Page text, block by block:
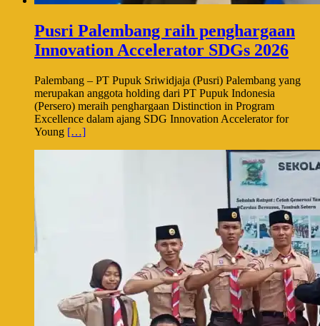
Pusri Palembang raih penghargaan
Innovation Accelerator SDGs 2026
Palembang – PT Pupuk Sriwidjaja (Pusri) Palembang yang
merupakan anggota holding dari PT Pupuk Indonesia
(Persero) meraih penghargaan Distinction in Program
Excellence dalam ajang SDG Innovation Accelerator for
Young […]